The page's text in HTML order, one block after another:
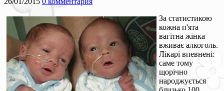
За статистикою
кожна п'ята
вагітна жінка
вживає алкоголь.
Лікарі впевнені:
саме тому
щорічно
народжується